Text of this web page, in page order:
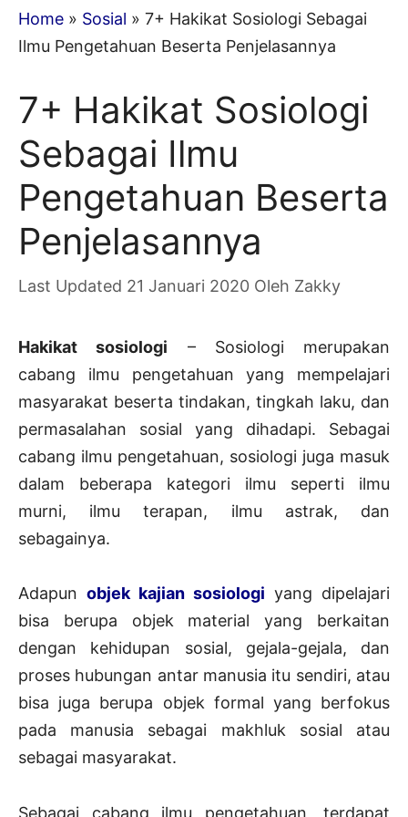
Home » Sosial » 7+ Hakikat Sosiologi Sebagai
Ilmu Pengetahuan Beserta Penjelasannya
7+ Hakikat Sosiologi
Sebagai Ilmu
Pengetahuan Beserta
Penjelasannya
21 Januari 2020 Oleh Zakky
Hakikat sosiologi – Sosiologi merupakan
cabang ilmu pengetahuan yang mempelajari
masyarakat beserta tindakan, tingkah laku, dan
permasalahan sosial yang dihadapi. Sebagai
cabang ilmu pengetahuan, sosiologi juga masuk
dalam beberapa kategori ilmu seperti ilmu
murni, ilmu terapan, ilmu astrak, dan
sebagainya.
Adapun objek kajian sosiologi yang dipelajari
bisa berupa objek material yang berkaitan
dengan kehidupan sosial, gejala-gejala, dan
proses hubungan antar manusia itu sendiri, atau
bisa juga berupa objek formal yang berfokus
pada manusia sebagai makhluk sosial atau
sebagai masyarakat.
Sebagai cabang ilmu pengetahuan, terdapat